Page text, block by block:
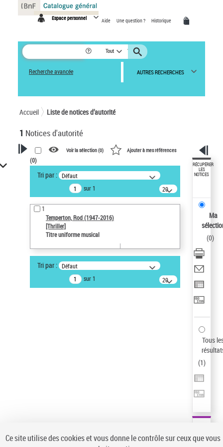
Espace personnel Aide Une question ? Historique
Tout
Recherche avancée AUTRES RECHERCHES
Accueil Liste de notices d’autorité
1 Notices d'autorité
VOTRE RECHERCHE
Recherche avancée dans les
notices d’autorité
Œuvres liées à l'auteur :
Temperton, Rod (1947-2016)
Type de notice d'autorité
Type de notice d'autorité
Voir la sélection (0) Ajouter à mes références
(0)
Tri par : Défaut
sur 1
20
résultats/page
1
Temperton, Rod (1947-2016)
[Thriller]
Titre uniforme musical
Tri par : Défaut
sur 1
20
résultats/page
RÉCUPÉRER
LES
NOTICES
Ma
(0)
Tous
(1)
Panneau de gestion des cookies
Ce site utilise des cookies et vous donne le contrôle sur ceux que vous